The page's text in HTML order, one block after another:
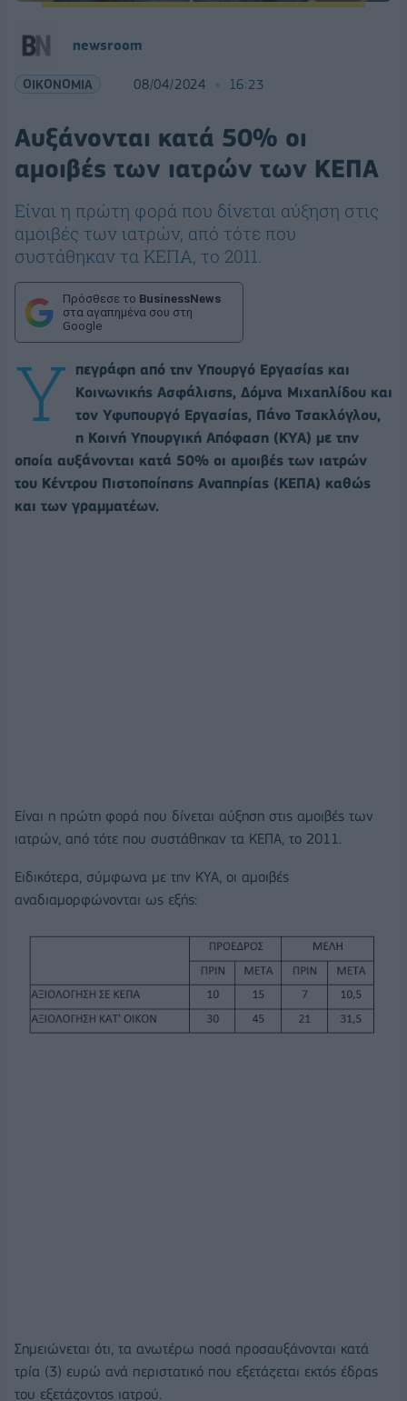
newsroom
ΟΙΚΟΝΟΜΙΑ 08/04/2024 16:23
Αυξάνονται κατά 50% οι
αμοιβές των ιατρών των ΚΕΠΑ
Είναι η πρώτη φορά που δίνεται αύξηση στις
αμοιβές των ιατρών, από τότε που
συστάθηκαν τα ΚΕΠΑ, το 2011.
Πρόσθεσε το BusinessNews
στα αγαπημένα σου στη
Google
Υ
πεγράφη από την Υπουργό Εργασίας και
Κοινωνικής Ασφάλισης, Δόμνα Μιχαηλίδου και
τον Υφυπουργό Εργασίας, Πάνο Τσακλόγλου,
η Κοινή Υπουργική Απόφαση (ΚΥΑ) με την
οποία αυξάνονται κατά 50% οι αμοιβές των ιατρών
του Κέντρου Πιστοποίησης Αναπηρίας (ΚΕΠΑ) καθώς
και των γραμματέων.
Είναι η πρώτη φορά που δίνεται αύξηση στις αμοιβές των
ιατρών, από τότε που συστάθηκαν τα ΚΕΠΑ, το 2011.
Ειδικότερα, σύμφωνα με την ΚΥΑ, οι αμοιβές
αναδιαμορφώνονται ως εξής:
Σημειώνεται ότι, τα ανωτέρω ποσά προσαυξάνονται κατά
τρία (3) ευρώ ανά περιστατικό που εξετάζεται εκτός έδρας
του εξετάζοντος ιατρού.